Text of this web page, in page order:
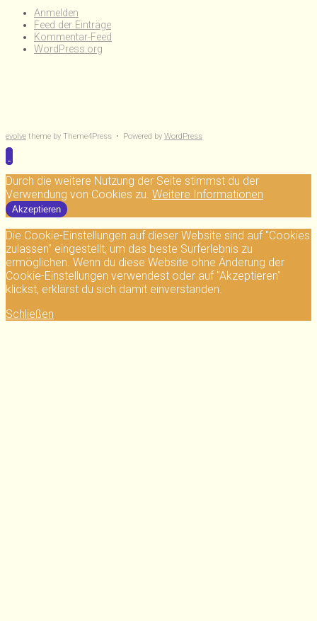
Anmelden
Feed der Einträge
Kommentar-Feed
WordPress.org
evolve theme by Theme4Press • Powered by WordPress
Durch die weitere Nutzung der Seite stimmst du der
Verwendung von Cookies zu. Weitere Informationen
Akzeptieren
Die Cookie-Einstellungen auf dieser Website sind auf "Cookies
zulassen" eingestellt, um das beste Surferlebnis zu
ermöglichen. Wenn du diese Website ohne Änderung der
Cookie-Einstellungen verwendest oder auf "Akzeptieren"
klickst, erklärst du sich damit einverstanden.
Schließen